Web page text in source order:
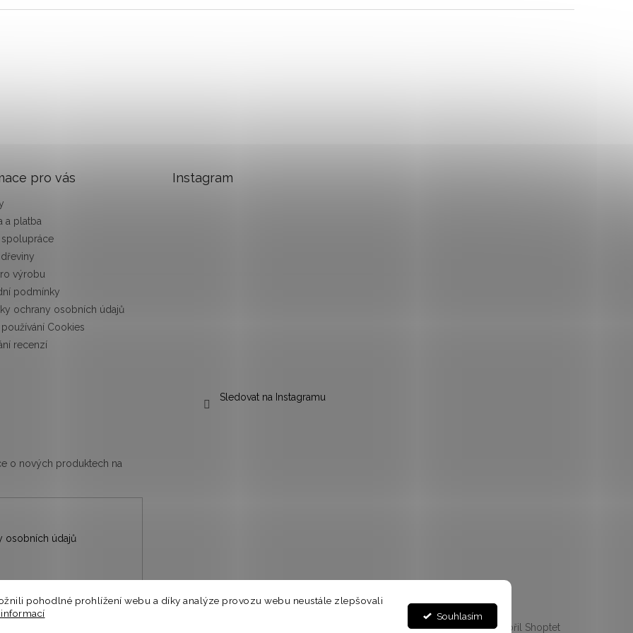
pohodlné prohlížení webu a díky analýze provozu webu neustále zlepšovali
Souhlasím
pro vás
a platba
spolupráce
výrobu
podmínky
ochrany osobních údajů
Cookies
recenzí
Instagram
Sledovat na Instagramu
o nových produktech na
osobních údajů
Vytvořil Shoptet